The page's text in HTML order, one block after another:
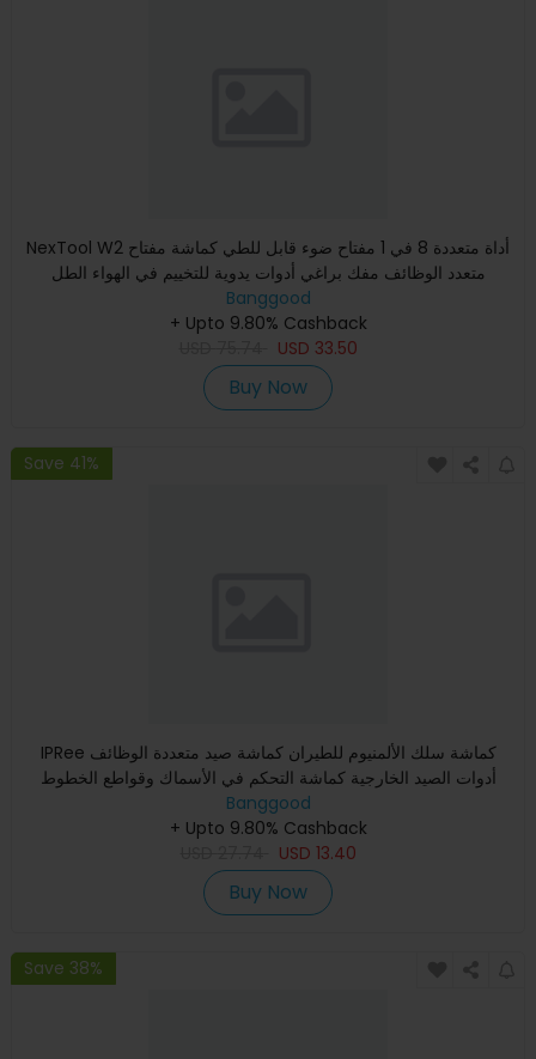
NexTool W2 أداة متعددة 8 في 1 مفتاح ضوء قابل للطي كماشة مفتاح
متعدد الوظائف مفك براغي أدوات يدوية للتخييم في الهواء الطل
Banggood
+ Upto 9.80% Cashback
USD 33.50
Buy Now
Save 41%
IPRee كماشة سلك الألمنيوم للطيران كماشة صيد متعددة الوظائف
أدوات الصيد الخارجية كماشة التحكم في الأسماك وقواطع الخطوط
Banggood
+ Upto 9.80% Cashback
USD 13.40
Buy Now
Save 38%